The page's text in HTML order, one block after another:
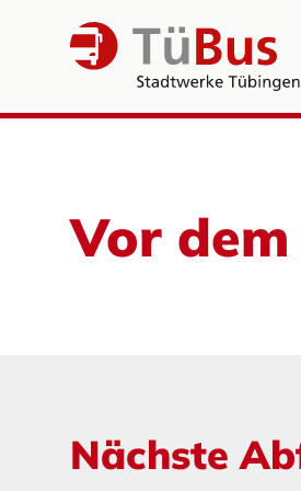
Vor
Nächste